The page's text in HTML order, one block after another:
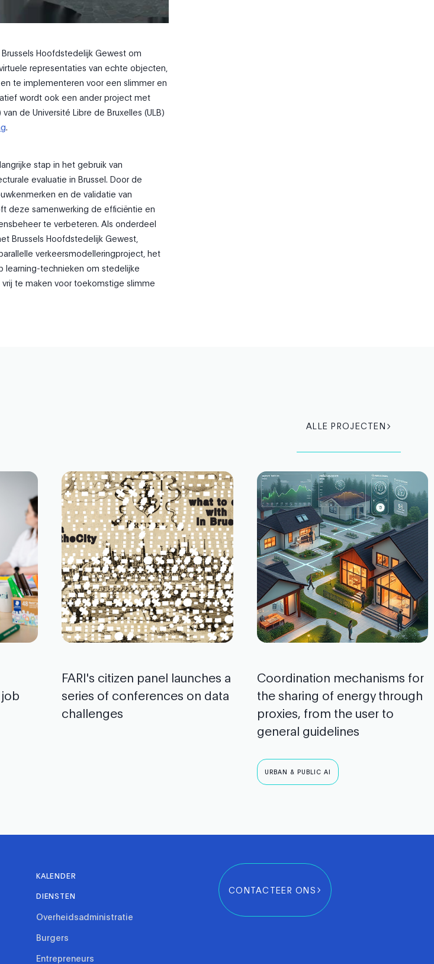
Hoofdstedelijk Gewest om
representaties van echte objecten,
te implementeren voor een slimmer en
wordt ook een ander project met
de Université Libre de Bruxelles (ULB)
.
stap in het gebruik van
evaluatie in Brussel. Door de
en de validatie van
deze samenwerking de efficiëntie en
te verbeteren. Als onderdeel
Brussels Hoofdstedelijk Gewest,
verkeersmodelleringproject, het
technieken om stedelijke
te maken voor toekomstige slimme
ALLE PROJECTEN
FARI's citizen panel launches a
series of conferences on data
challenges
Coordination mechanisms for
the sharing of energy through
proxies, from the user to
general guidelines
URBAN & PUBLIC AI
KALENDER
DIENSTEN
Overheidsadministratie
Burgers
Entrepreneurs
CONTACTEER ONS